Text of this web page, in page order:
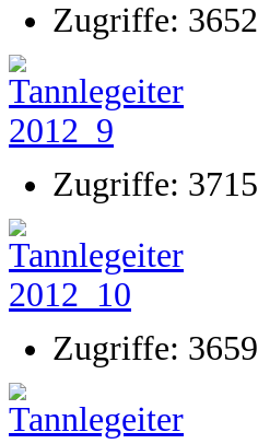
Zugriffe: 3652
Zugriffe: 3715
Zugriffe: 3659